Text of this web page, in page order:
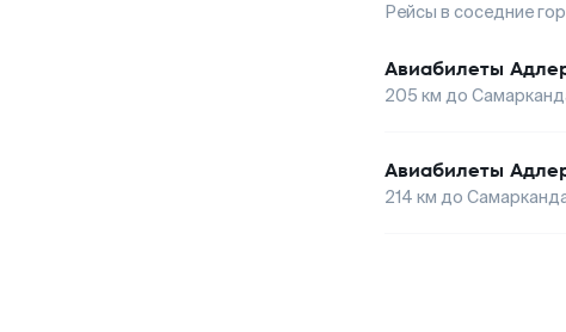
Рейсы в соседние
Авиабилеты
205 км до
Авиабилеты
214 км до